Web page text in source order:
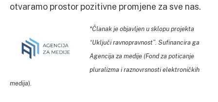
otvaramo prostor pozitivne promjene za sve nas.
*Članak je objavljen u sklopu projekta
“Uključi ravnopravnost”. Sufinancira ga
Agencija za medije (Fond za poticanje
pluralizma i raznovrsnosti elektroničkih
medija).